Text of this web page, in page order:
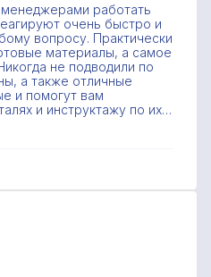
работать
очень быстро и
вопросу. Практически
материалы, а самое
не подводили по
а также отличные
и помогут вам
и инструктажу по их